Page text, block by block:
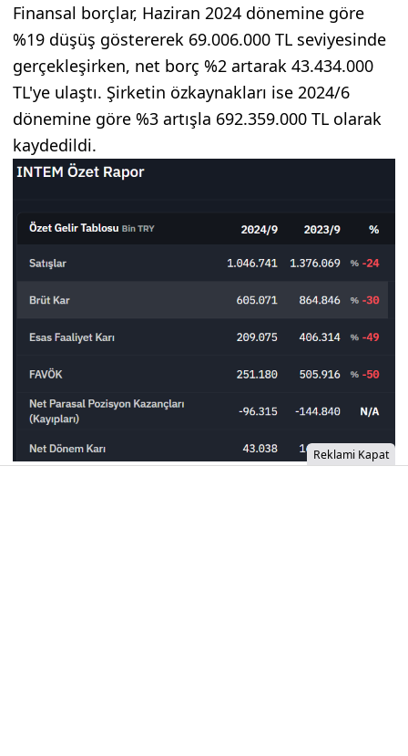
Finansal borçlar, Haziran 2024 dönemine göre
%19 düşüş göstererek 69.006.000 TL seviyesinde
gerçekleşirken, net borç %2 artarak 43.434.000
TL'ye ulaştı. Şirketin özkaynakları ise 2024/6
dönemine göre %3 artışla 692.359.000 TL olarak
kaydedildi.
Reklami Kapat